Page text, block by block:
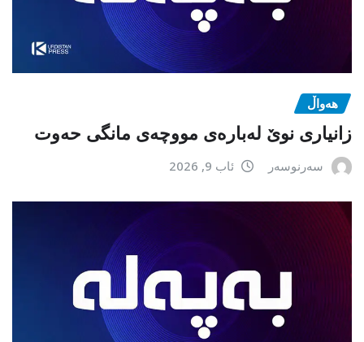
هەواڵ
زانیاری نوێ لەبارەی مووچەی مانگی حەوت
سەرنوسەر ئاب 9, 2026